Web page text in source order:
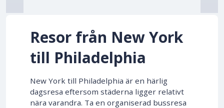
Resor från New York
till Philadelphia
New York till Philadelphia är en härlig
dagsresa eftersom städerna ligger relativt
nära varandra. Ta en organiserad bussresa